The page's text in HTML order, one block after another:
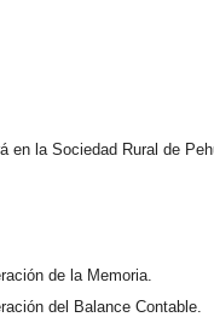
en la Sociedad Rural de
de la Memoria.
del Balance Contable.